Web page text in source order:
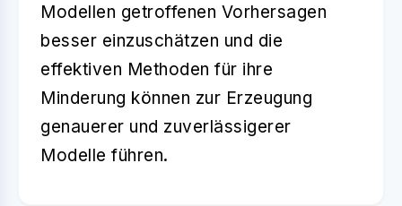
Modellen getroffenen Vorhersagen
besser einzuschätzen und die
effektiven Methoden für ihre
Minderung können zur Erzeugung
genauerer und zuverlässigerer
Modelle führen.